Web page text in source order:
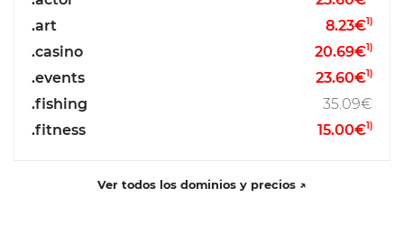
.art 8.23€1)
.casino 20.69€1)
.events 23.60€1)
.fishing
35.09€
.fitness
15.00€1)
Ver todos los dominios y precios ↗